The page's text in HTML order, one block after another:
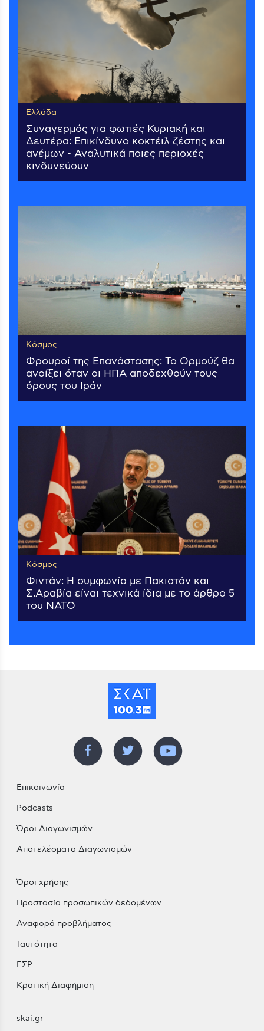
Ελλάδα
Συναγερμός για φωτιές Κυριακή και
Δευτέρα: Επικίνδυνο κοκτέιλ ζέστης και
ανέμων - Αναλυτικά ποιες περιοχές
κινδυνεύουν
Κόσμος
Φρουροί της Επανάστασης: Το Ορμούζ θα
ανοίξει όταν οι ΗΠΑ αποδεχθούν τους
όρους του Ιράν
Κόσμος
Φιντάν: Η συμφωνία με Πακιστάν και
Σ.Αραβία είναι τεχνικά ίδια με το άρθρο 5
του ΝΑΤΟ
Επικοινωνία
Podcasts
Όροι Διαγωνισμών
Αποτελέσματα Διαγωνισμών
Όροι χρήσης
Προστασία προσωπικών δεδομένων
Αναφορά προβλήματος
Ταυτότητα
ΕΣΡ
Κρατική Διαφήμιση
skai.gr